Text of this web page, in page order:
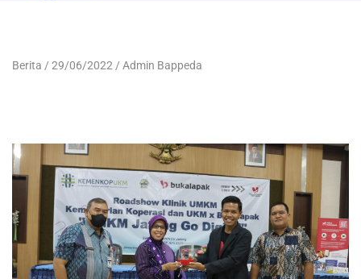
Berita 29/06/2022 Admin Bappeda